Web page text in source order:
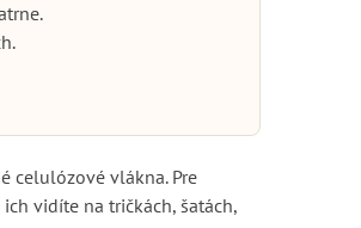
celulózové vlákna. Pre
vidíte na tričkách, šatách,